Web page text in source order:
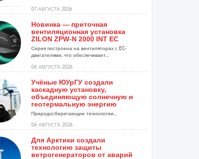
07 АВГУСТА 2026
Новинка — приточная
вентиляционная установка
ZILON ZPW-N 2000 INT EC
Серия построена на вентиляторах с EC-
двигателями, что обеспечивает...
06 АВГУСТА 2026
Учёные ЮУрГУ создали
каскадную установку,
объединяющую солнечную и
геотермальную энергию
Природосберегающие технологии...
06 АВГУСТА 2026
Для Арктики создали
технологию защиты
ветрогенераторов от аварий